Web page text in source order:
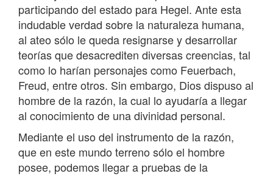
participando del estado para Hegel. Ante esta
indudable verdad sobre la naturaleza humana,
al ateo sólo le queda resignarse y desarrollar
teorías que desacrediten diversas creencias, tal
como lo harían personajes como Feuerbach,
Freud, entre otros. Sin embargo, Dios dispuso al
hombre de la razón, la cual lo ayudaría a llegar
al conocimiento de una divinidad personal.
Mediante el uso del instrumento de la razón,
que en este mundo terreno sólo el hombre
posee, podemos llegar a pruebas de la